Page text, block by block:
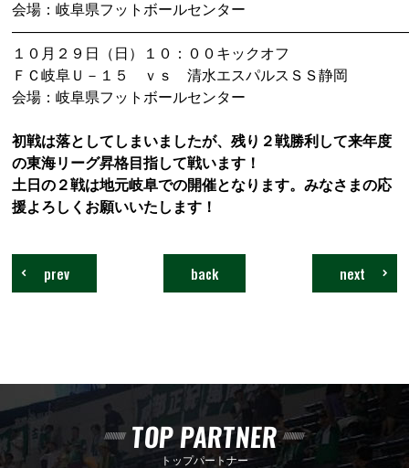
会場：岐阜県フットボールセンター
１０月２９日（日）１０：００キックオフ
ＦＣ岐阜Ｕ－１５ ｖｓ 清水エスパルスＳＳ静岡
会場：岐阜県フットボールセンター
初戦は落としてしまいましたが、残り２戦勝利して来年度
の東海リーグ昇格目指して戦います！
土日の２戦は地元岐阜での開催となります。みなさまの応
援よろしくお願いいたします！
next
back
prev
TOP PARTNER
トップパートナー